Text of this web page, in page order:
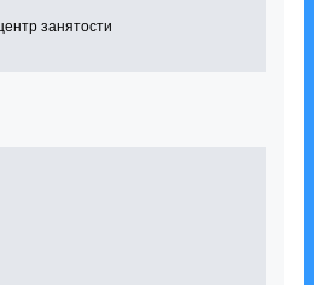
занятости